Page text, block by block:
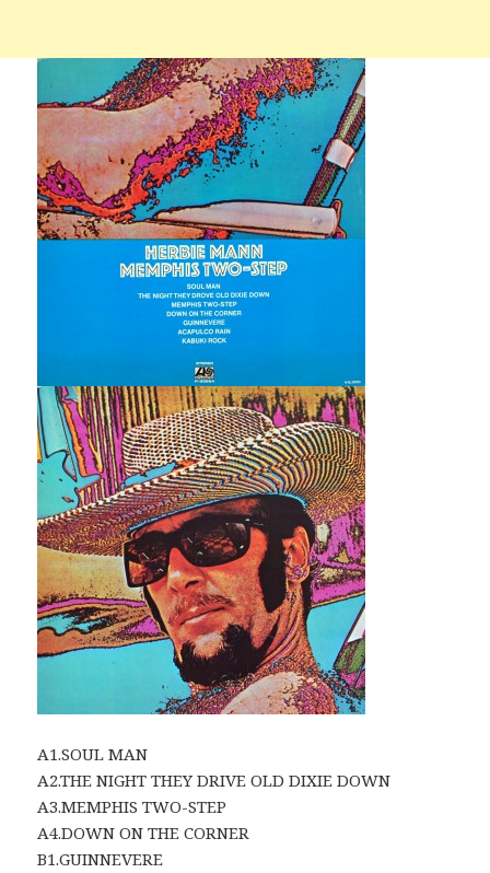
A1.SOUL MAN
A2.THE NIGHT THEY DRIVE OLD DIXIE DOWN
A3.MEMPHIS TWO-STEP
A4.DOWN ON THE CORNER
B1.GUINNEVERE